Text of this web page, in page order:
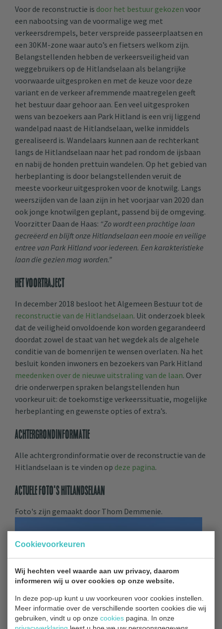
Cookievoorkeuren
Wij hechten veel waarde aan uw privacy, daarom
informeren wij u over cookies op onze website.
In deze pop-up kunt u uw voorkeuren voor cookies instellen.
Meer informatie over de verschillende soorten cookies die wij
gebruiken, vindt u op onze cookies pagina. In onze
Voor de reconstructie is door het bestuur gekozen voor
een nabootsing van de voormalige weg met
verkeersdrempels, beter verspreide passeerplaatsen en
een 30KM-zone waar auto’s en fietsers welkom zijn.
Belangstellenden hebben de verkeersveiligheid van
weggebruikers op de Hitlandselaan als belangrijke
voorwaarde uitgesproken en met de keuze voor deze
variant en de verkeer afremmende maatregelen geeft
het bestuur daar gehoor aan. Een veel uitgesproken
wens van bezoekers aan Park Hitland is een vrij liggend
wandelpad naast de Hitlandselaan, welke inmiddels
gerealiseerd is. Wandelaars kunnen aan de rechterkant
langs de Hitlandselaan naar het pad rondom de ijsbaan
en nabij de honden prettuin wandelen. Op het gebied van
herbeplanting is door belangstellenden veruit de
meeste voorkeur uitgesproken voor de knotwilg. Langs
weerszijden van de laan zijn in het voorjaar van 2020 dan
ook jonge knotwilgen geplant, passend bij de omgeving.
Voorzitter Daan de Haas: “Zo wordt een prachtige laan
gecreëerd en blijft onze Hitlandselaan een mooie en veilige
entree van Park Hitland voor iedereen. Een karakteristieke
laan die gezien mag worden.”
Het voortraject
In december 2018 besloot het Algemeen Bestuur tot de
reconstructie van de Hitlandselaan. Uit onderzoek bleek
dat de veiligheid onvoldoende kon worden gegarandeerd
doordat zowel de staat van het wegdek als de algehele
conditie van de bomenrijen te wensen overlaten. Na het
besluit konden inwoners en bezoekers van Park Hitland
meedenken over de nieuwe uitstraling van de laan. Over
drie onderwerpen spraken belangstellenden hun
voorkeur uit: de toekomstige verkeerssituatie, mogelijke
herbeplanting en gewenste opties of extra’s.
Achtergrondinformatie
Alle achtergrondinformatie over de reconstructie van de
Hitlandselaan is te vinden op deze pagina.
Actuele foto's Hitlandselaan
Foto's zijn gemaakt door Thom Demmenie.